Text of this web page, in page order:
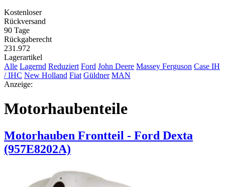
Kostenloser
Rückversand
90 Tage
Rückgaberecht
231.972
Lagerartikel
Alle Lagernd Reduziert Ford John Deere Massey Ferguson Case IH
/ IHC New Holland Fiat Güldner MAN
Anzeige:
Motorhaubenteile
Motorhauben Frontteil - Ford Dexta
(957E8202A)